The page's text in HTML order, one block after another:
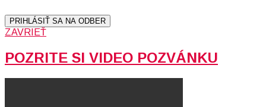
PRIHLÁSIŤ SA NA ODBER
ZAVRIEŤ
POZRITE SI VIDEO POZVÁNKU